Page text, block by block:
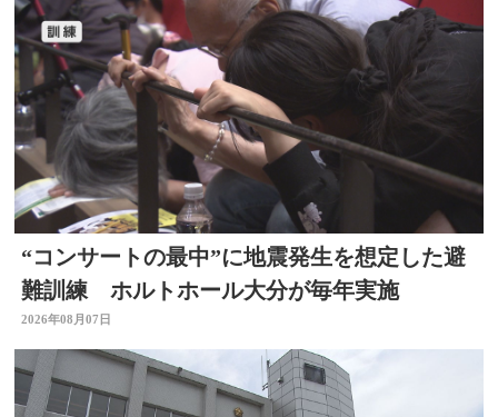
“コンサートの最中”に地震発生を想定した避
難訓練 ホルトホール大分が毎年実施
2026年08月07日